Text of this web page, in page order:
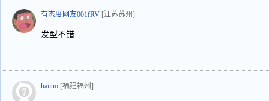
有态度网友001fRV [江苏苏州]
发型不错
haiiuo [福建福州]